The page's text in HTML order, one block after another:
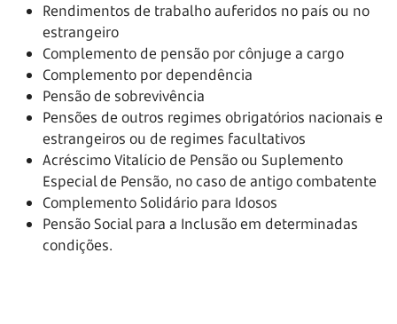
Rendimentos de trabalho auferidos no país ou no
estrangeiro
Complemento de pensão por cônjuge a cargo
Complemento por dependência
Pensão de sobrevivência
Pensões de outros regimes obrigatórios nacionais e
estrangeiros ou de regimes facultativos
Acréscimo Vitalício de Pensão ou Suplemento
Especial de Pensão, no caso de antigo combatente
Complemento Solidário para Idosos
Pensão Social para a Inclusão em determinadas
condições.